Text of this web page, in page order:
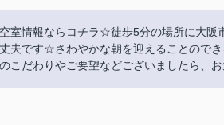
室情報ならコチラ☆徒歩5分の場所に大
夫です☆さわやかな朝を迎えることので
こだわりやご要望などございましたら、